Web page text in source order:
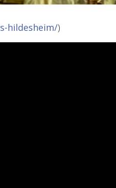
hildesheim/)